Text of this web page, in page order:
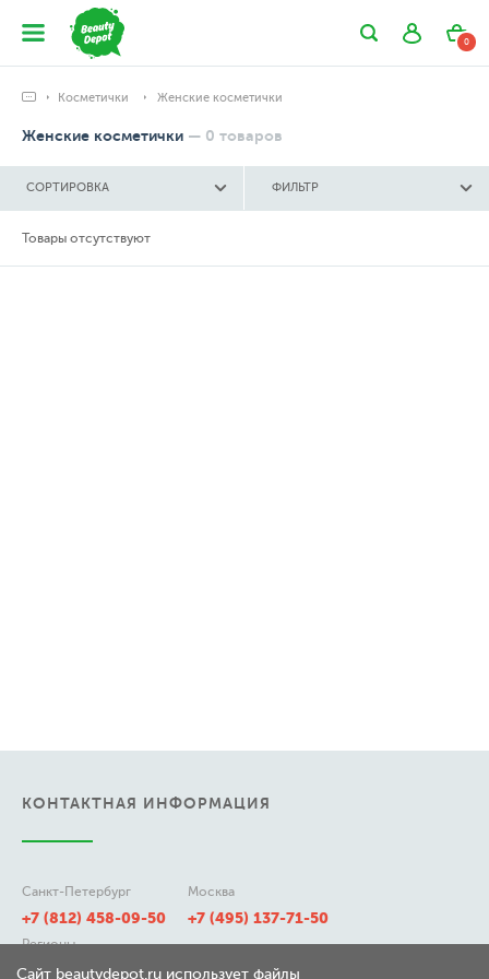
0
Косметички Женские косметички
Женские косметички — 0 товаров
СОРТИРОВКА ФИЛЬТР
Товары отсутствуют
КОНТАКТНАЯ ИНФОРМАЦИЯ
Санкт-Петербург
+7 (812) 458-09-50
Москва
+7 (495) 137-71-50
Регионы
8 (800) 511-21-50
Сайт beautydepot.ru использует файлы